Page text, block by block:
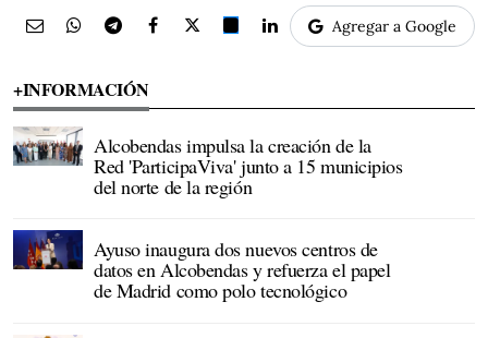
Agregar a Google
+INFORMACIÓN
Alcobendas impulsa la creación de la
Red 'ParticipaViva' junto a 15 municipios
del norte de la región
Ayuso inaugura dos nuevos centros de
datos en Alcobendas y refuerza el papel
de Madrid como polo tecnológico